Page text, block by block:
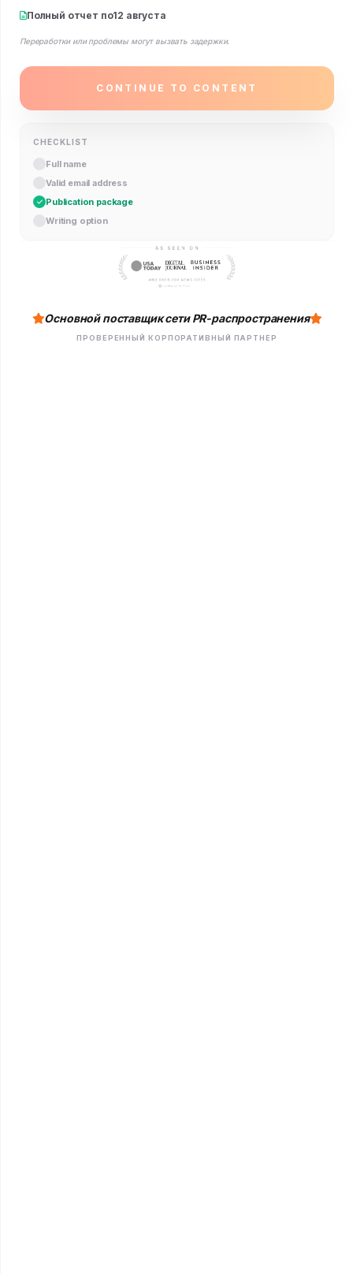
Полный отчет по12 августа
Переработки или проблемы могут вызвать задержки.
CONTINUE TO CONTENT
CHECKLIST
Full name
Valid email address
Publication package
Writing option
Основной поставщик сети PR-распространения
ПРОВЕРЕННЫЙ КОРПОРАТИВНЫЙ ПАРТНЕР